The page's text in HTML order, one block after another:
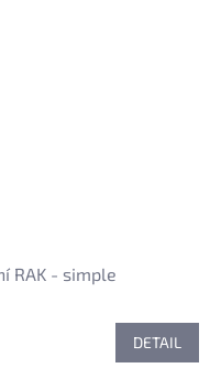
RAK - simple
DETAIL